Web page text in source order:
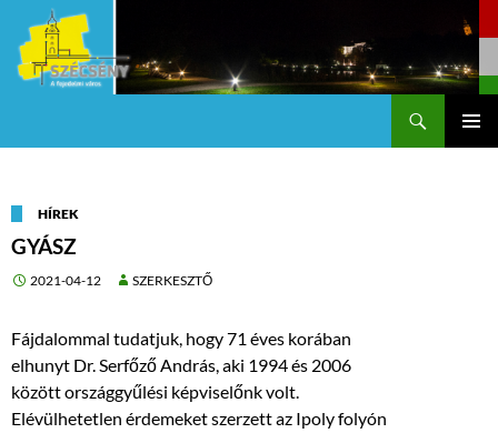
HÍREK
GYÁSZ
2021-04-12 SZERKESZTŐ
Fájdalommal tudatjuk, hogy 71 éves korában
elhunyt Dr. Serfőző András, aki 1994 és 2006
között országgyűlési képviselőnk volt.
Elévülhetetlen érdemeket szerzett az Ipoly folyón